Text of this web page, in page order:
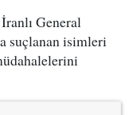
General
suçlanan isimleri